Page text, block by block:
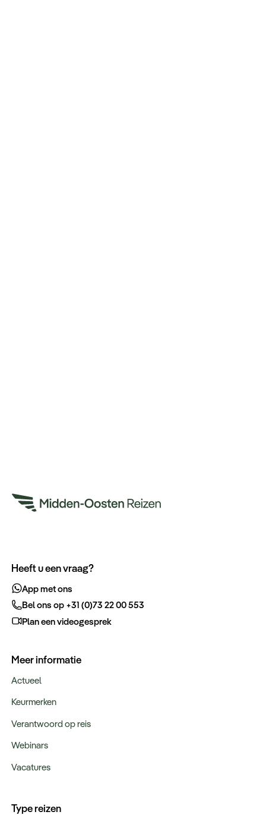
Heeft u een vraag?
App met ons
Bel ons op +31 (0)73 22 00 553
Plan een videogesprek
Meer informatie
Actueel
Keurmerken
Verantwoord op reis
Webinars
Vacatures
Type reizen